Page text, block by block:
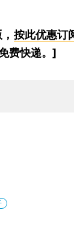
按此优惠订
费快递。]